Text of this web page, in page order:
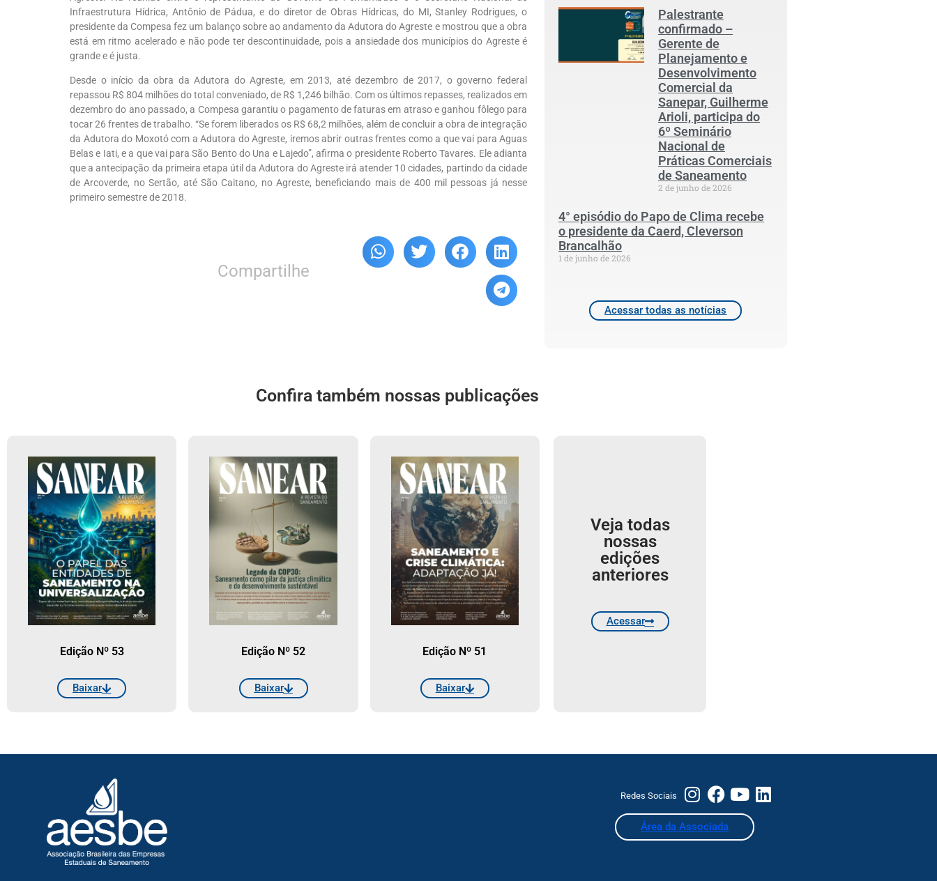
Infraestrutura Hídrica, Antônio de Pádua, e do diretor de Obras Hídricas, do MI, Stanley Rodrigues, o
presidente da Compesa fez um balanço sobre ao andamento da Adutora do Agreste e mostrou que a obra
está em ritmo acelerado e não pode ter descontinuidade, pois a ansiedade dos municípios do Agreste é
grande e é justa.
Desde o início da obra da Adutora do Agreste, em 2013, até dezembro de 2017, o governo federal
repassou R$ 804 milhões do total conveniado, de R$ 1,246 bilhão. Com os últimos repasses, realizados em
dezembro do ano passado, a Compesa garantiu o pagamento de faturas em atraso e ganhou fôlego para
tocar 26 frentes de trabalho. “Se forem liberados os R$ 68,2 milhões, além de concluir a obra de integração
da Adutora do Moxotó com a Adutora do Agreste, iremos abrir outras frentes como a que vai para Aguas
Belas e Iati, e a que vai para São Bento do Una e Lajedo”, afirma o presidente Roberto Tavares. Ele adianta
que a antecipação da primeira etapa útil da Adutora do Agreste irá atender 10 cidades, partindo da cidade
de Arcoverde, no Sertão, até São Caitano, no Agreste, beneficiando mais de 400 mil pessoas já nesse
primeiro semestre de 2018.
Compartilhe
Palestrante
confirmado –
Gerente de
Planejamento e
Desenvolvimento
Comercial da
Sanepar, Guilherme
Arioli, participa do
6º Seminário
Nacional de
Práticas Comerciais
de Saneamento
2 de junho de 2026
4° episódio do Papo de Clima recebe
o presidente da Caerd, Cleverson
Brancalhão
1 de junho de 2026
Acessar todas as notícias
Confira também nossas publicações
Edição Nº 53
Baixar
Edição Nº 52
Baixar
Edição Nº 51
Baixar
Veja todas
nossas
edições
anteriores
Acessar
Redes Sociais
Área da Associada